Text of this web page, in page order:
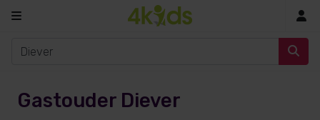
Gastouder Diever